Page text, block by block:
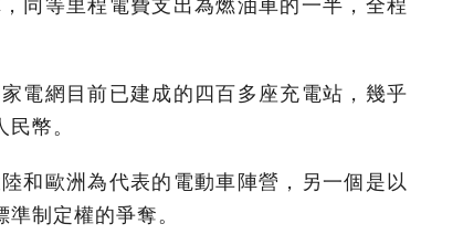
同等里程電費支出為燃油車的一半，全程
電網目前已建成的四百多座充電站，幾乎
幣。
和歐洲為代表的電動車陣營，另一個是以
制定權的爭奪。